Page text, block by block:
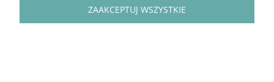
ZAAKCEPTUJ WSZYSTKIE